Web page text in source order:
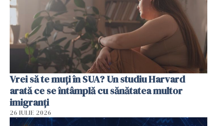
Vrei să te muți în SUA? Un studiu Harvard
arată ce se întâmplă cu sănătatea multor
imigranți
26 IULIE 2026